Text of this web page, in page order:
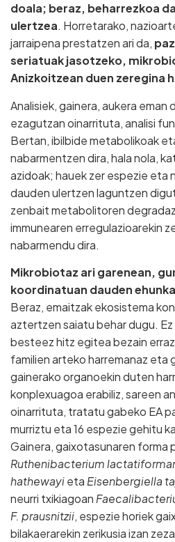
doala; beraz, beharrezkoa
ulertzea. Horretarako,
jarraipena prestatzen ari da,
seriatuak jasotzeko,
Anizkoitzean duen zeregina
Analisiek, gainera, aukera eman
ezagutzan oinarrituta, analisi
Bertan, ibilbide metabolikoak
nabarmentzen dira, hala nola,
azidoak; hauek zer espezie eta
dauden ulertzen laguntzen
zenbait metabolitoren
immunearen erregulazioarekin
nabarmendu dira.
Mikrobiotaz ari garenean,
koordinatuan dauden
Beraz, emaitzak ekosistema
aztertzen saiatu behar dugu.
besteez hitz egitea bezain
familien arteko harremanaz eta
gainerako organoekin duten
konplexuagoa erabiliz, sareen
oinarrituta, tratatu gabeko EA
murriztu eta 16 espezie gehitu
Gainera, gaixotasunaren forma
Ruthenibacterium
hathewayietaEisenbergiella
neurri txikiagoan
F. prausnitzii, espezie horiek
bilakaerarekin zerikusia izan